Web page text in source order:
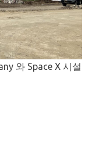
와 Space X 시설